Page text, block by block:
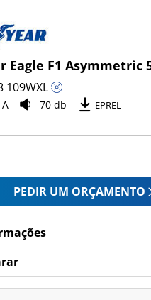
(27)
limitado
(11)
Eagle F1 Asymmetric
109WXL
A 70 db EPREL
PEDIR UM ORÇAMENTO